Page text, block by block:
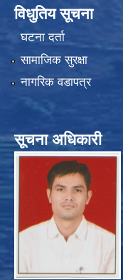
विधुतिय सूचना
घटना दर्ता
सामाजिक सुरक्षा
नागरिक वडापत्र
सूचना अधिकारी